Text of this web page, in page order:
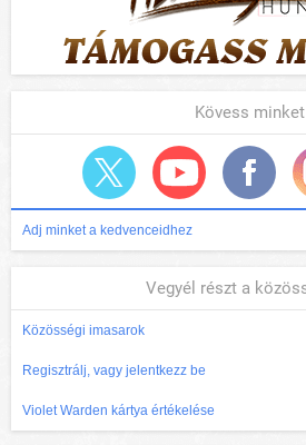
Kövess minket
Adj minket a kedvenceidhez
Vegyél részt a
Közösségi imasarok
Regisztrálj, vagy jelentkezz be
Violet Warden kártya értékelése